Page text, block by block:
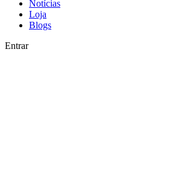
Notícias
Loja
Blogs
Entrar